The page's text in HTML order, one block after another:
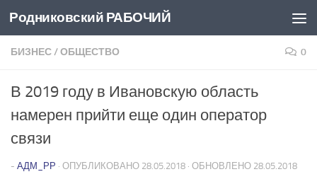
Перейти к содержимому
Родниковский РАБОЧИЙ
БИЗНЕС/ОБЩЕСТВО 0
В 2019 году в Ивановскую область
намерен прийти еще один оператор
связи
- АДМ_РР · ОПУБЛИКОВАНО 28.05.2018 · ОБНОВЛЕНО 28.05.2018